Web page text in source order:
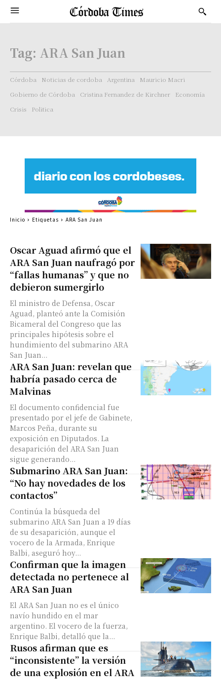
Tag: ARA San Juan
Córdoba Noticias de cordoba Argentina
Mauricio Macri
Gobierno de Córdoba
Cristina Fernandez de Kirchner
Economía
Crisis
Politica
Oscar Aguad afirmó que el
ARA San Juan naufragó por
“fallas humanas” y que no
debieron sumergirlo
El ministro de Defensa, Oscar
Aguad, planteó ante la Comisión
Bicameral del Congreso que las
principales hipótesis sobre el
hundimiento del submarino ARA
San Juan...
ARA San Juan: revelan que
habría pasado cerca de
Malvinas
El documento confidencial fue
presentado por el jefe de Gabinete,
Marcos Peña, durante su
exposición en Diputados. La
desaparición del ARA San Juan
sigue generando...
Submarino ARA San Juan:
“No hay novedades de los
contactos”
Continúa la búsqueda del
submarino ARA San Juan a 19 días
de su desaparición, aunque el
vocero de la Armada, Enrique
Balbi, aseguró hoy...
Confirman que la imagen
detectada no pertenece al
ARA San Juan
El ARA San Juan no es el único
navío hundido en el mar
argentino. El vocero de la fuerza,
Enrique Balbi, detalló que la...
Rusos afirman que es
“inconsistente” la versión
de una explosión en el ARA
Inicio Etiquetas ARA San Juan